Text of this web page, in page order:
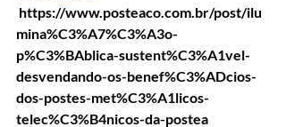
https://www.posteaco.com.br/post/ilu
mina%C3%A7%C3%A3o-
p%C3%BAblica-sustent%C3%A1vel-
desvendando-os-benef%C3%ADcios-
dos-postes-met%C3%A1licos-
telec%C3%B4nicos-da-postea